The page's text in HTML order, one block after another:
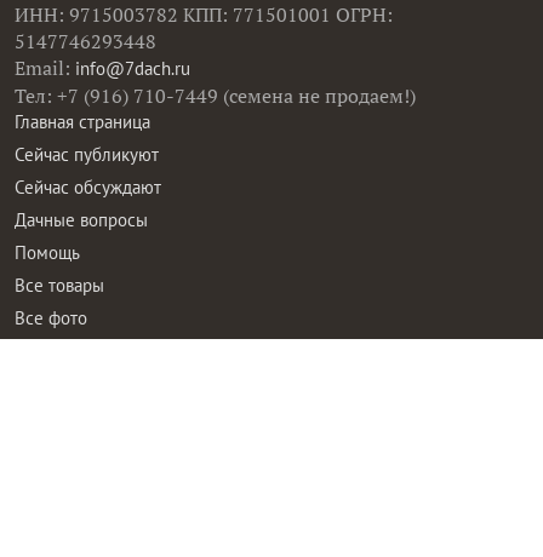
ИНН: 9715003782 КПП: 771501001 ОГРН:
5147746293448
Email: info@7dach.ru
Тел: +7 (916) 710-7449 (семена не продаем!)
Главная страница
Сейчас публикуют
Сейчас обсуждают
Дачные вопросы
Помощь
Все товары
Все фото